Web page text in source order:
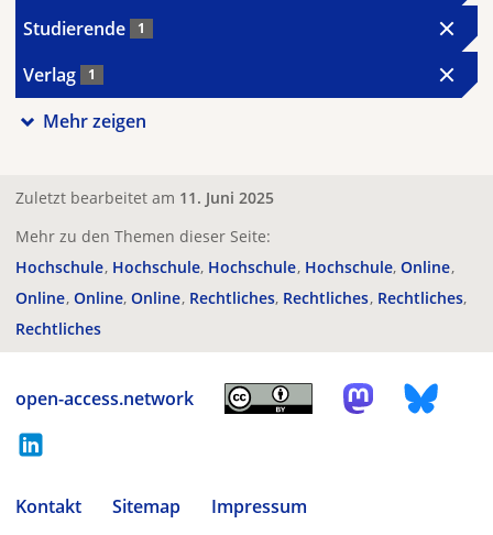
Studierende 1
Verlag 1
Mehr zeigen
Zuletzt bearbeitet am 11. Juni 2025
Mehr zu den Themen dieser Seite:
Hochschule Hochschule Hochschule Hochschule Online
Online Online Online Rechtliches Rechtliches Rechtliches
Rechtliches
open-access.network
Kontakt Sitemap
Impressum